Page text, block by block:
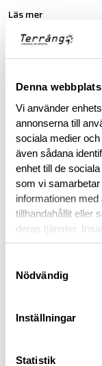
Denna
Vi använder
annonserna till
sociala medier
även sådana
enhet till de
som vi
informationen
tillhandahållit eller
deras tjänster.
personuppgifter
Nödvändig
Inställningar
Statistik
Läs mer
FINNS I FÖLJANDE
BESKRIVNING
RECENSIONER
MELLANLAGER